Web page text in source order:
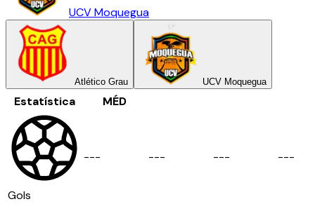
UCV Moquegua
Atlético Grau UCV Moquegua
Estatística MÉD
Gols
--- --- --- ---